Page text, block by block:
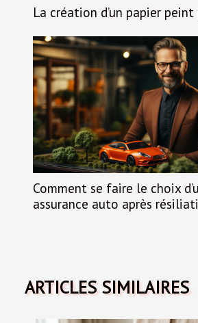
La création d’un papier
Comment se faire le choix
assurance auto après
ARTICLES SIMILAIRES